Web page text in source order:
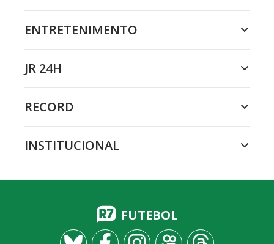
ENTRETENIMENTO
JR 24H
RECORD
INSTITUCIONAL
FUTEBOL